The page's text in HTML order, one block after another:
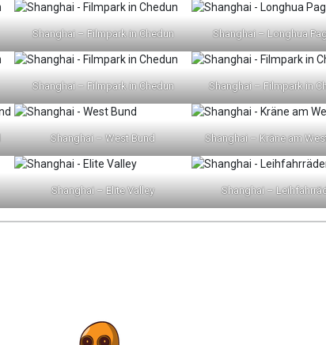
Shanghai – Filmpark in Chedun Shanghai – Longhua
Shanghai – Filmpark in Chedun Shanghai – Filmpark in
Shanghai – West Bund Shanghai – Kräne am
Shanghai – Elite Valley Shanghai –